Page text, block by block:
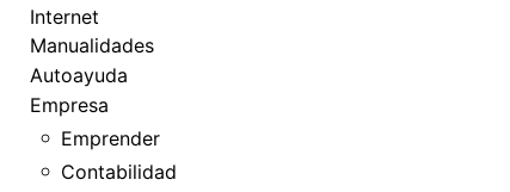
Internet
Manualidades
Autoayuda
Empresa
Emprender
Contabilidad